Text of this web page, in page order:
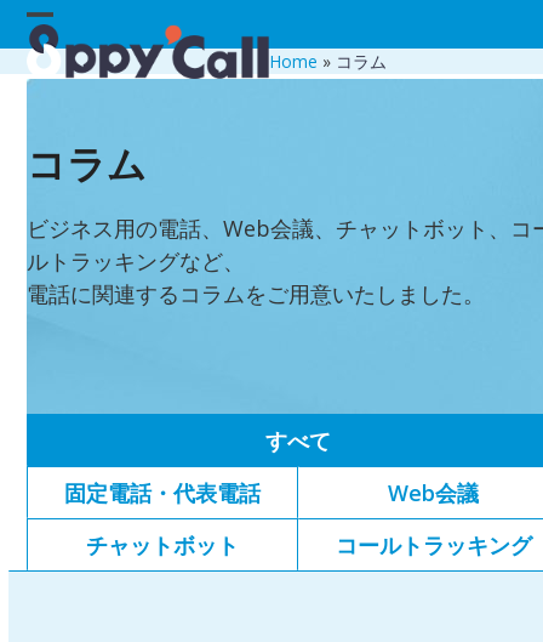
Skip
to
content
Open
mobile
Close
mobile
Home » コラム
コラム
ビジネス用の電話、Web会議、チャットボット、コ
ルトラッキングなど、
電話に関連するコラムをご用意いたしました。
すべて
固定電話・代表電話
Web会議
チャットボット
コールトラッキング